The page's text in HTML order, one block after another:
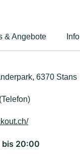
& Angebote Info
6370 Stans
(Telefon)
20:00